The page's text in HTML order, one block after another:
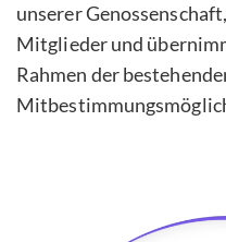
unserer
Mitglieder und
Rahmen der